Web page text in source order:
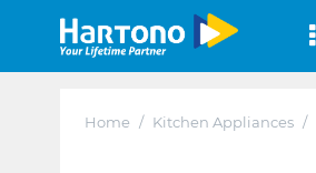
Home / Kitchen Appliances /